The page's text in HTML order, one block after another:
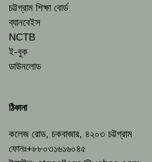
চট্টগ্রাম শিক্ষা বোর্ড
ব্যানবেইস
NCTB
ই-বুক
ডাউনলোড
ঠিকানা
কলেজ রোড, চকবাজার, ৪২০৩ চট্টগ্রাম
ফোনঃ+৮৮০৩১৬১৬০৪৫